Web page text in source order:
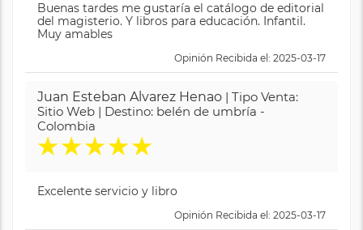
Buenas tardes me gustaría el catálogo de editorial
del magisterio. Y libros para educación. Infantil.
Muy amables
Opinión Recibida el: 2025-03-17
Juan Esteban Alvarez Henao | Tipo Venta:
Sitio Web | Destino: belén de umbría -
Colombia
★★★★★
Excelente servicio y libro
Opinión Recibida el: 2025-03-17